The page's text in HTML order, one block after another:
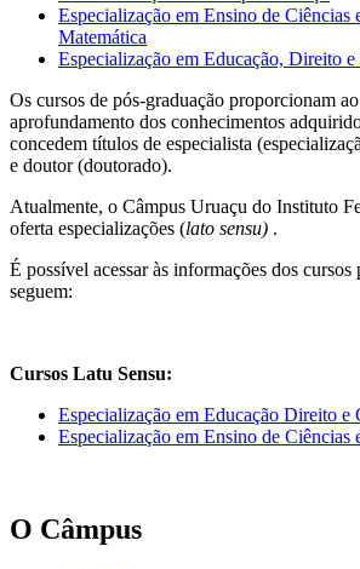
Especialização em Ensino de Ciências
Matemática
Especialização em Educação, Direito
Os cursos de pós-graduação proporcionam
aprofundamento dos conhecimentos
concedem títulos de especialista
e doutor (doutorado).
Atualmente, o Câmpus Uruaçu do Instituto
oferta especializações (lato sensu) .
É possível acessar às informações dos
seguem:
Cursos Latu Sensu:
Especialização em Educação Direito e
Especialização em Ensino de Ciências
O Câmpus